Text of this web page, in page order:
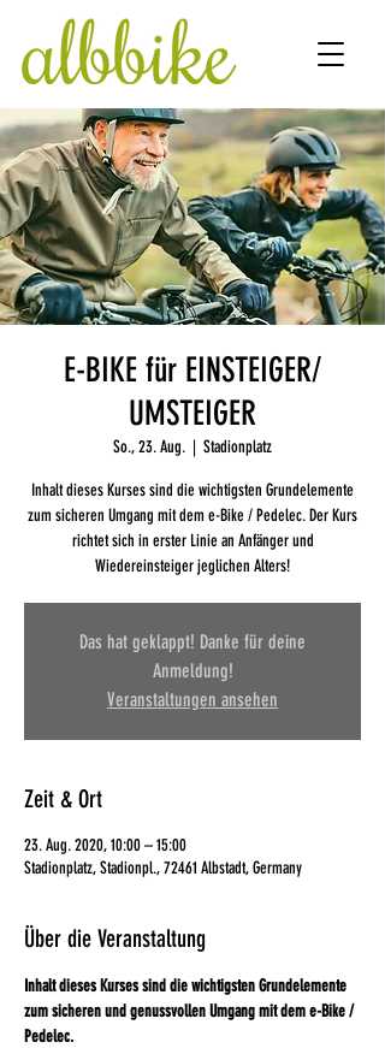
E-BIKE für EINSTEIGER/
UMSTEIGER
So., 23. Aug.
  |
Stadionplatz
Inhalt dieses Kurses sind die wichtigsten Grundelemente
zum sicheren Umgang mit dem e-Bike / Pedelec. Der Kurs
richtet sich in erster Linie an Anfänger und
Wiedereinsteiger jeglichen Alters!
Das hat geklappt! Danke für deine
Anmeldung!
Veranstaltungen ansehen
Zeit & Ort
23. Aug. 2020, 10:00 – 15:00
Stadionplatz, Stadionpl., 72461 Albstadt, Germany
Über die Veranstaltung
Inhalt dieses Kurses sind die wichtigsten Grundelemente
zum sicheren und genussvollen Umgang mit dem e-Bike /
Pedelec.